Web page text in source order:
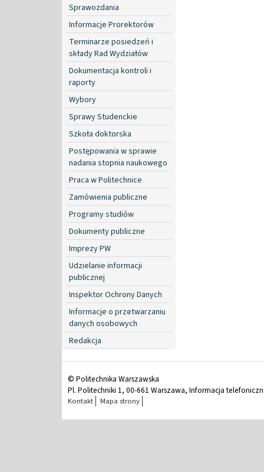
Sprawozdania
Informacje Prorektorów
Terminarze posiedzeń i
składy Rad Wydziałów
Dokumentacja kontroli i
raporty
Wybory
Sprawy Studenckie
Szkoła doktorska
Postępowania w sprawie
nadania stopnia naukowego
Praca w Politechnice
Zamówienia publiczne
Programy studiów
Dokumenty publiczne
Imprezy PW
Udzielanie informacji
publicznej
Inspektor Ochrony Danych
Informacje o przetwarzaniu
danych osobowych
Redakcja
© Politechnika Warszawska
Pl. Politechniki 1, 00-661 Warszawa, Informacja
Kontakt Mapa strony